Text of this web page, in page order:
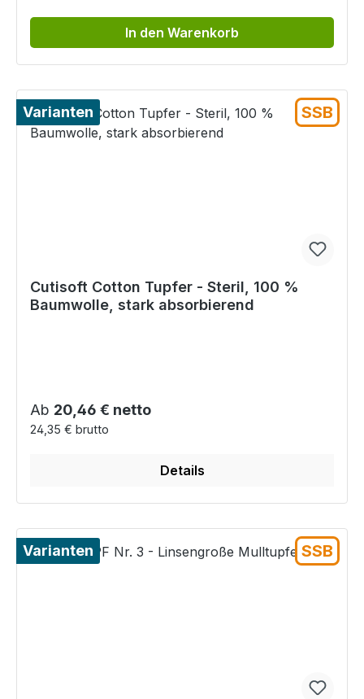
In den Warenkorb
Varianten SSB
Cutisoft Cotton Tupfer - Steril, 100 %
Baumwolle, stark absorbierend
Regulärer Preis:
Ab 20,46 € netto
24,35 € brutto
Details
Varianten SSB